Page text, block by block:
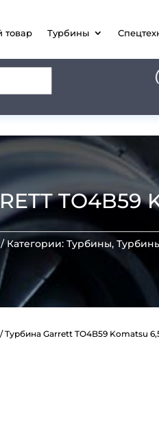
товар Турбины
TO4B59
Категории:Турбины,
/ Турбина Garrett TO4B59 Komatsu